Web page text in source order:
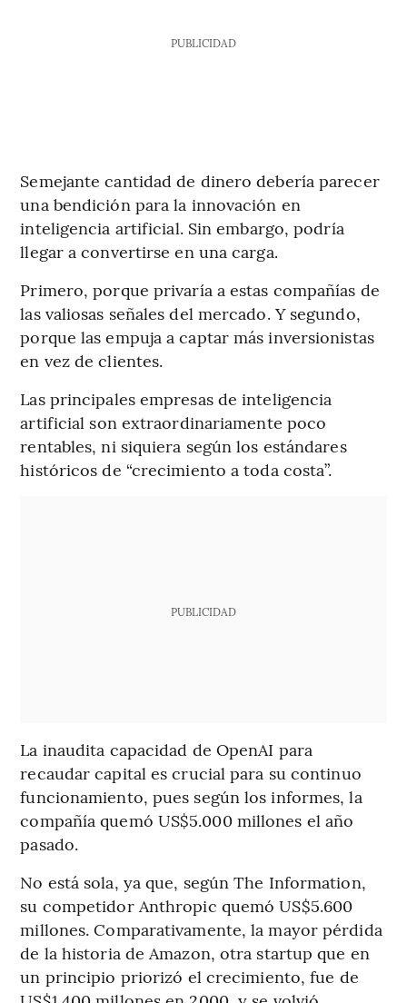
PUBLICIDAD
Semejante cantidad de dinero debería parecer
una bendición para la innovación en
inteligencia artificial. Sin embargo, podría
llegar a convertirse en una carga.
Primero, porque privaría a estas compañías de
las valiosas señales del mercado. Y segundo,
porque las empuja a captar más inversionistas
en vez de clientes.
Las principales empresas de inteligencia
artificial son extraordinariamente poco
rentables, ni siquiera según los estándares
históricos de “crecimiento a toda costa”.
PUBLICIDAD
La inaudita capacidad de OpenAI para
recaudar capital es crucial para su continuo
funcionamiento, pues según los informes, la
compañía quemó US$5.000 millones el año
pasado.
No está sola, ya que, según The Information,
su competidor Anthropic quemó US$5.600
millones. Comparativamente, la mayor pérdida
de la historia de Amazon, otra startup que en
un principio priorizó el crecimiento, fue de